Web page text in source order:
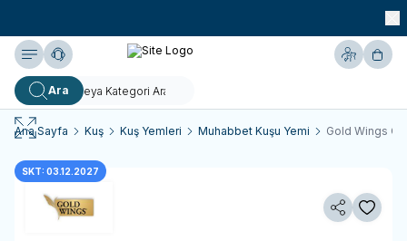
Yardım
Ara
Hesabım
Ana Sayfa Kuş Kuş Yemleri Muhabbet Kuşu Yemi Gold Wings
SKT: 03.12.2027
Paylaş